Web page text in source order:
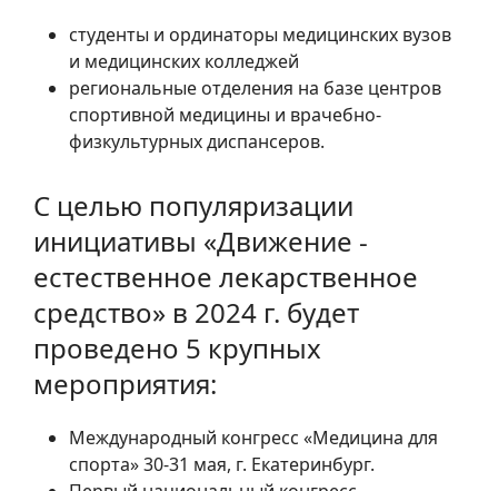
студенты и ординаторы медицинских вузов
и медицинских колледжей
региональные отделения на базе центров
спортивной медицины и врачебно-
физкультурных диспансеров.
С целью популяризации
инициативы «Движение -
естественное лекарственное
средство» в 2024 г. будет
проведено 5 крупных
мероприятия:
Международный конгресс «Медицина для
спорта» 30-31 мая, г. Екатеринбург.